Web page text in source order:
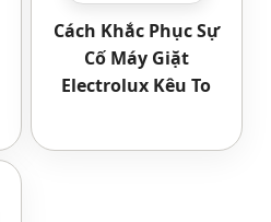
Cách Khắc Phục Sự
Cố Máy Giặt
Electrolux Kêu To